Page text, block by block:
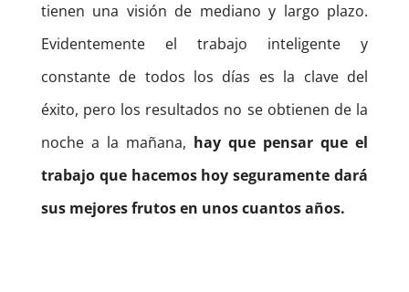
tienen una visión de mediano y largo plazo.
Evidentemente el trabajo inteligente y
constante de todos los días es la clave del
éxito, pero los resultados no se obtienen de la
noche a la mañana, hay que pensar que el
trabajo que hacemos hoy seguramente dará
sus mejores frutos en unos cuantos años.